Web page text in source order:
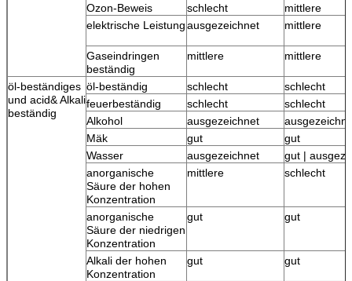
Ozon-Beweis
schlecht
mittlere
elektrische Leistungausgezeichnet mittlere
Gaseindringen
beständig
mittlere mittlere
öl-beständiges
und acid& Alkali
beständig
öl-beständig schlecht
schlecht
feuerbeständig
schlecht
schlecht
Alkohol
ausgezeichnet
Mäk
gut
gut
Wasser
ausgezeichnet
gut |
anorganische
Säure der hohen
Konzentration
mittlere schlecht
anorganische
Säure der niedrigen
Konzentration
gut gut
Alkali der hohen
Konzentration
gut gut